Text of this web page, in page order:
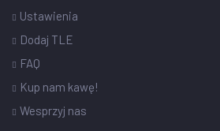
Ustawienia
Dodaj TLE
FAQ
Kup nam kawę!
Wesprzyj nas